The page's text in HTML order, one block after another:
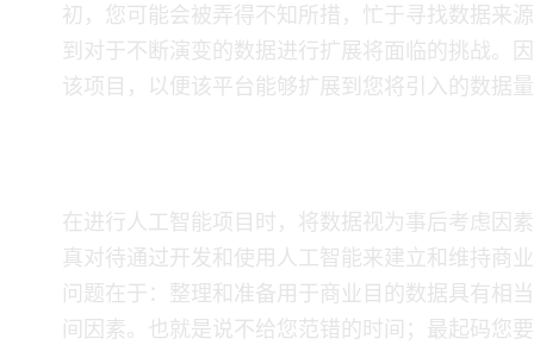
初，您可能会被弄得不知所措，忙于寻找数据来
到对于不断演变的数据进行扩展将面临的挑战。
该项目，以便该平台能够扩展到您将引入的数据
在进行人工智能项目时，将数据视为事后考虑因
真对待通过开发和使用人工智能来建立和维持商
问题在于：整理和准备用于商业目的数据具有相
间因素。也就是说不给您范错的时间；最起码您